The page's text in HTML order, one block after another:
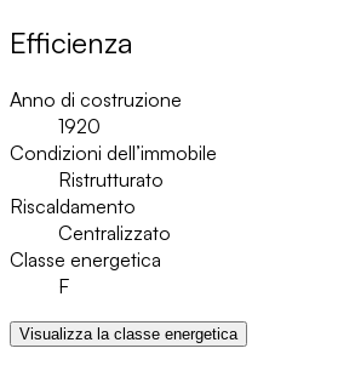
Efficienza
Anno di costruzione
1920
Condizioni dell’immobile
Ristrutturato
Riscaldamento
Centralizzato
Classe energetica
F
Visualizza la classe energetica